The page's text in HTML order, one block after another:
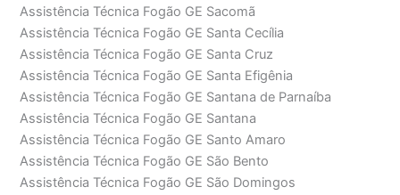
Assistência Técnica Fogão GE Sacomã
Assistência Técnica Fogão GE Santa Cecília
Assistência Técnica Fogão GE Santa Cruz
Assistência Técnica Fogão GE Santa Efigênia
Assistência Técnica Fogão GE Santana de Parnaíba
Assistência Técnica Fogão GE Santana
Assistência Técnica Fogão GE Santo Amaro
Assistência Técnica Fogão GE São Bento
Assistência Técnica Fogão GE São Domingos